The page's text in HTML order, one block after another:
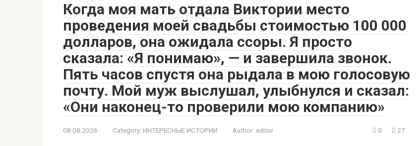
Когда моя мать отдала Виктории место
проведения моей свадьбы стоимостью 100 000
долларов, она ожидала ссоры. Я просто
сказала: «Я понимаю», — и завершила звонок.
Пять часов спустя она рыдала в мою голосовую
почту. Мой муж выслушал, улыбнулся и сказал:
«Они наконец-то проверили мою компанию»
08.08.2026 Category: ИНТЕРЕСНЫЕ ИСТОРИИ Author: editor 0 27